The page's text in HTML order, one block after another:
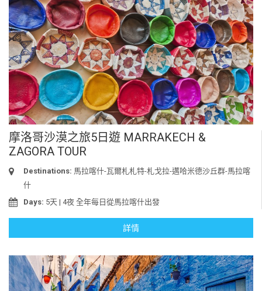
摩洛哥沙漠之旅5日遊 MARRAKECH &
ZAGORA TOUR
Destinations: 馬拉喀什-瓦爾札札特-札戈拉-邁哈米德沙丘群-馬拉喀
什
Days: 5天 | 4夜 全年每日從馬拉喀什出發
詳情